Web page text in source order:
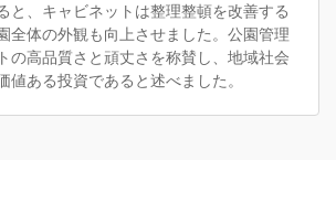
と、キャビネットは整理整頓を改善する
全体の外観も向上させました。公園管理
の高品質さと頑丈さを称賛し、地域社会
値ある投資であると述べました。